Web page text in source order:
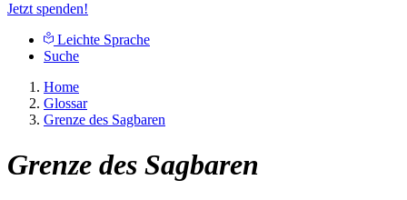
Jetzt spenden!
Leichte Sprache
Suche
Home
Glossar
Grenze des Sagbaren
Grenze des Sagbaren